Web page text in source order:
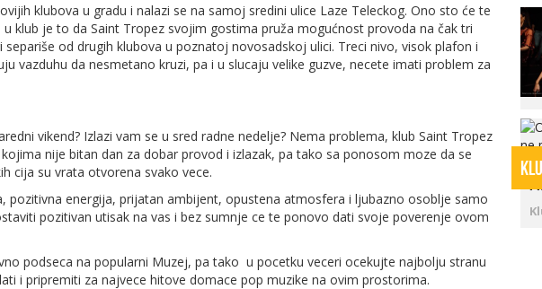
klubova u gradu i nalazi se na samoj sredini ulice Laze Teleckog. Ono sto će te
klub je to da Saint Tropez svojim gostima pruža mogućnost provoda na čak tri
od drugih klubova u poznatoj novosadskoj ulici. Treci nivo, visok plafon i
vazduhu da nesmetano kruzi, pa i u slucaju velike guzve, necete imati problem za
vikend? Izlazi vam se u sred radne nedelje? Nema problema, klub Saint Tropez
nije bitan dan za dobar provod i izlazak, pa tako sa ponosom moze da se
cija su vrata otvorena svako vece.
pozitivna energija, prijatan ambijent, opustena atmosfera i ljubazno osoblje samo
pozitivan utisak na vas i bez sumnje ce te ponovo dati svoje poverenje ovom
podseca na popularni Muzej, pa tako u pocetku veceri ocekujte najbolju stranu
i pripremiti za najvece hitove domace pop muzike na ovim prostorima.